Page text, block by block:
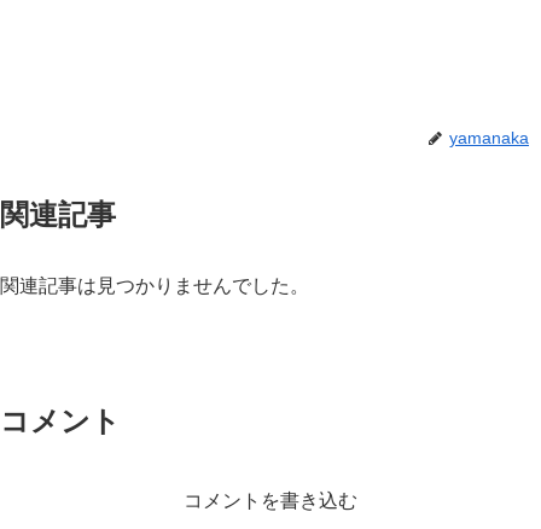
yamanaka
関連記事
関連記事は見つかりませんでした。
コメント
コメントを書き込む